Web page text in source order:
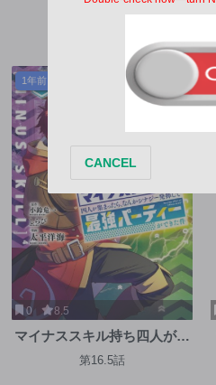
1年前
0 8.5
マイナススキル持ち四人が集
まったら、なんかシナジー発
第16.5話